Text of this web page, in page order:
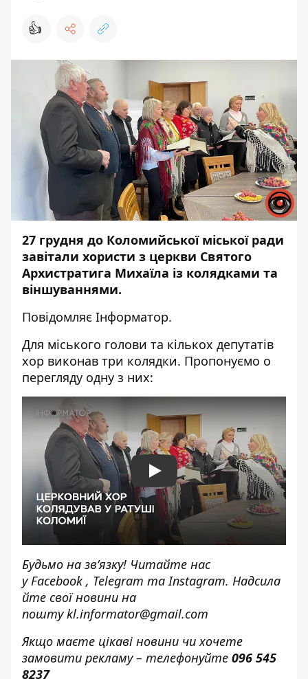
👍
27 грудня до Коломийської міської ради
завітали хористи з церкви Святого
Архистратига Михаїла із колядками та
віншуваннями.
Повідомляє Інформатор.
Для міського голови та кількох депутатів
хор виконав три колядки. Пропонуємо о
перегляду одну з них:
Play
Будьмо на зв’язку! Читайте нас
уFacebook, Telegram таInstagram. Надсила
йте свої новини на
поштуkl.informator@gmail.com
Якщо маєте цікаві новини чи хочете
замовити рекламу – телефонуйте 096 545
8237